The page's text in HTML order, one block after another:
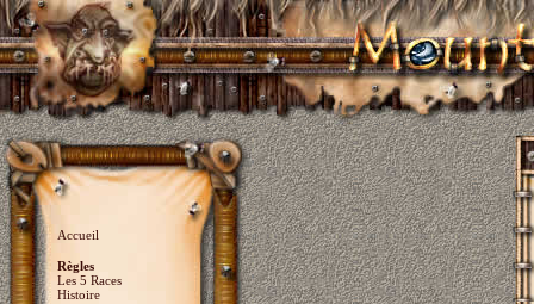
Accueil
Règles
Les 5 Races
Histoire